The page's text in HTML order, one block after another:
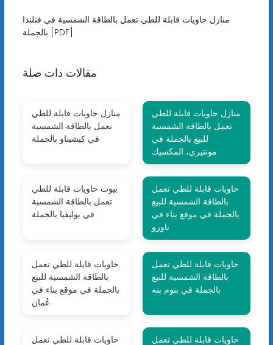
منازل حاويات قابلة للطي تعمل بالطاقة الشمسية في فنلندا
بالجملة [PDF]
مقالات ذات صلة
منازل حاويات قابلة للطي
تعمل بالطاقة الشمسية
في كيشيناو بالجملة
منازل حاويات قابلة للطي
تعمل بالطاقة الشمسية
للبيع بالجملة في
مونتيري، المكسيك
بيوت حاويات قابلة للطي
تعمل بالطاقة الشمسية
في بوليفيا بالجملة
حاويات قابلة للطي تعمل
بالطاقة الشمسية للبيع
بالجملة في موقع بناء في
ناورو
حاويات قابلة للطي تعمل
بالطاقة الشمسية للبيع
بالجملة في موقع بناء في
عُمان
حاويات قابلة للطي تعمل
بالطاقة الشمسية للبيع
بالجملة في بنوم بنه
حاويات قابلة للطي تعمل
حاويات قابلة للطي تعمل